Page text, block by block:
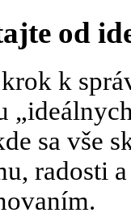
od
k
sa vše
radosti